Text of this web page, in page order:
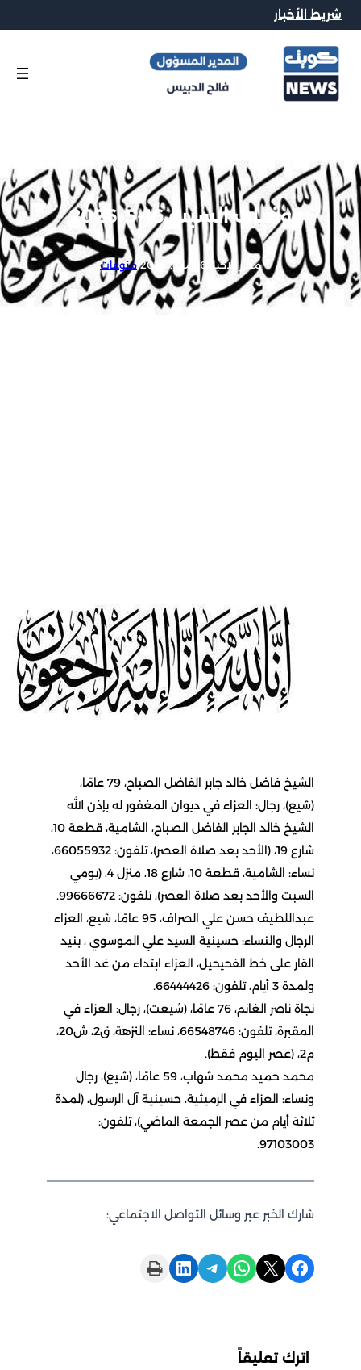
شريط الأخبار
وفيات السبت 16-5-2026
محرر الاخبار|16 مايو, 2026 |منوعات
الشيخ فاضل خالد جابر الفاضل الصباح، 79 عامًا،
(شيع)، رجال: العزاء في ديوان المغفور له بإذن الله
الشيخ خالد الجابر الفاضل الصباح، الشامية، قطعة 10،
شارع 19، (الأحد بعد صلاة العصر)، تلفون: 66055932،
نساء: الشامية، قطعة 10، شارع 18، منزل 4، (يومي
السبت والأحد بعد صلاة العصر)، تلفون: 99666672.
عبداللطيف حسن علي الصراف، 95 عامًا، شيع، العزاء
الرجال والنساء: حسينية السيد علي الموسوي ، بنيد
القار على خط الفحيحيل، العزاء ابتداء من غد الأحد
ولمدة 3 أيام، تلفون: 66444426.
نجاة ناصر الغانم، 76 عامًا، (شيعت)، رجال: العزاء في
المقبرة، تلفون: 66548746، نساء: النزهة، ق2، ش20،
محمد حميد محمد شهاب، 59 عامًا، (شيع)، رجال
ونساء: العزاء في الرميثية، حسينية آل الرسول، (لمدة
ثلاثة أيام من عصر الجمعة الماضي)، تلفون:
97103003.
شارك الخبر عبر وسائل التواصل الاجتماعي:
Share on Facebook
Share on X
Share on WhatsApp
Share on Telegram
Share on LinkedIn
Print this Page
اترك تعليقاً